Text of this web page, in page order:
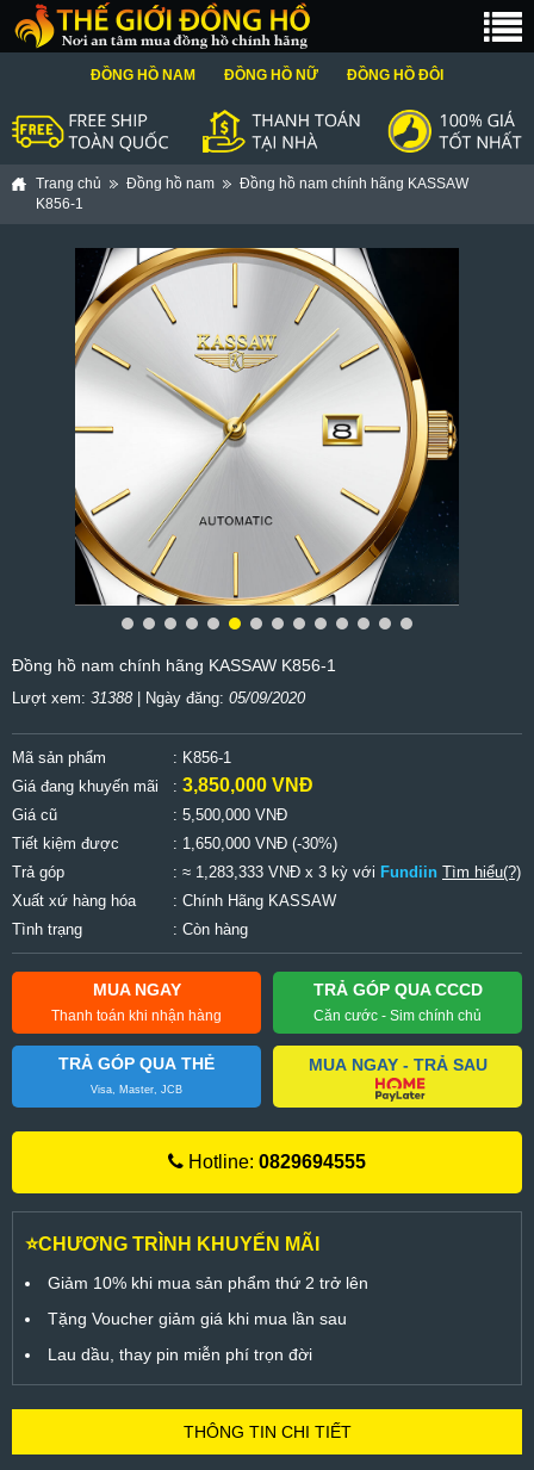
ĐỒNG HỒ NAM ĐỒNG HỒ NỮ ĐỒNG HỒ ĐÔI
Trang chủ Đồng hồ nam
Đồng hồ nam chính hãng KASSAW
K856-1
Đồng hồ nam chính hãng KASSAW K856-1
Lượt xem: 31388 | Ngày đăng: 05/09/2020
Mã sản phẩm
: K856-1
Giá đang khuyến mãi
: 3,850,000 VNĐ
Giá cũ : 5,500,000 VNĐ
Tiết kiệm được
: 1,650,000 VNĐ (-30%)
Trả góp
: ≈ 1,283,333 VNĐ x 3 kỳ với Fundiin Tìm hiểu(?)
Xuất xứ hàng hóa
: Chính Hãng KASSAW
Tình trạng
: Còn hàng
MUA NGAY
Thanh toán khi nhận hàng
TRẢ GÓP QUA CCCD
Căn cước - Sim chính chủ
TRẢ GÓP QUA THẺ
Visa, Master, JCB
MUA NGAY - TRẢ SAU
Hotline: 0829694555
⭐CHƯƠNG TRÌNH KHUYẾN MÃI
Giảm 10% khi mua sản phẩm thứ 2 trở lên
Tặng Voucher giảm giá khi mua lần sau
Lau dầu, thay pin miễn phí trọn đời
THÔNG TIN CHI TIẾT